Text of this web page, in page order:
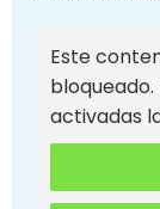
Este
activadas